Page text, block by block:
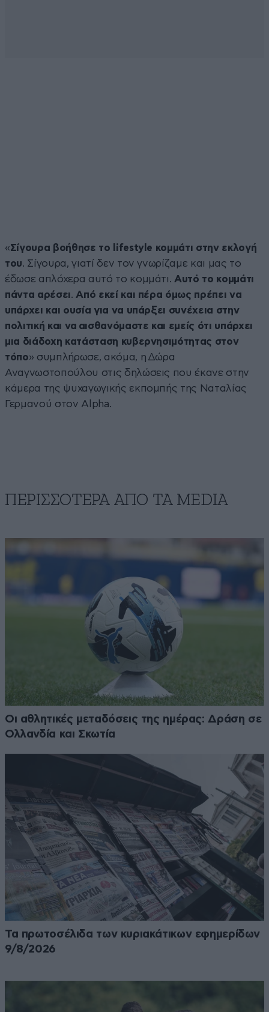
«Σίγουρα βοήθησε το lifestyle κομμάτι στην εκλογή
του. Σίγουρα, γιατί δεν τον γνωρίζαμε και μας το
έδωσε απλόχερα αυτό το κομμάτι. Αυτό το κομμάτι
πάντα αρέσει. Από εκεί και πέρα όμως πρέπει να
υπάρχει και ουσία για να υπάρξει συνέχεια στην
πολιτική και να αισθανόμαστε και εμείς ότι υπάρχει
μια διάδοχη κατάσταση κυβερνησιμότητας στον
τόπο» συμπλήρωσε, ακόμα, η Δώρα
Αναγνωστοπούλου στις δηλώσεις που έκανε στην
κάμερα της ψυχαγωγικής εκπομπής της Ναταλίας
Γερμανού στον Alpha.
ΠΕΡΙΣΣΟΤΕΡΑ ΑΠΟ ΤA MEDIA
Οι αθλητικές μεταδόσεις της ημέρας: Δράση σε
Ολλανδία και Σκωτία
Τα πρωτοσέλιδα των κυριακάτικων εφημερίδων
9/8/2026